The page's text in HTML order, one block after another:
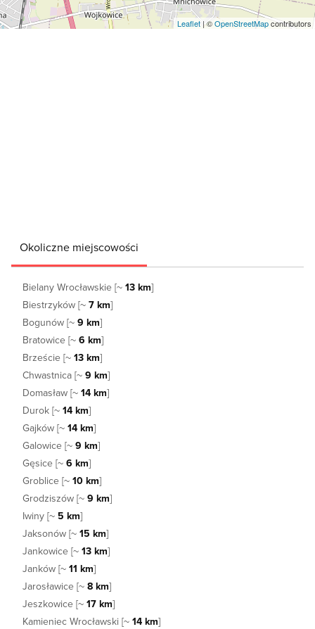
Leaflet | ©OpenStreetMapcontributors
Okoliczne miejscowości
Bielany Wrocławskie [~ 13 km]
Biestrzyków [~ 7 km]
Bogunów [~ 9 km]
Bratowice [~ 6 km]
Brzeście [~ 13 km]
Chwastnica [~ 9 km]
Domasław [~ 14 km]
Durok [~ 14 km]
Gajków [~ 14 km]
Galowice [~ 9 km]
Gęsice [~ 6 km]
Groblice [~ 10 km]
Grodziszów [~ 9 km]
Iwiny [~ 5 km]
Jaksonów [~ 15 km]
Jankowice [~ 13 km]
Janków [~ 11 km]
Jarosławice [~ 8 km]
Jeszkowice [~ 17 km]
Kamieniec Wrocławski [~ 14 km]